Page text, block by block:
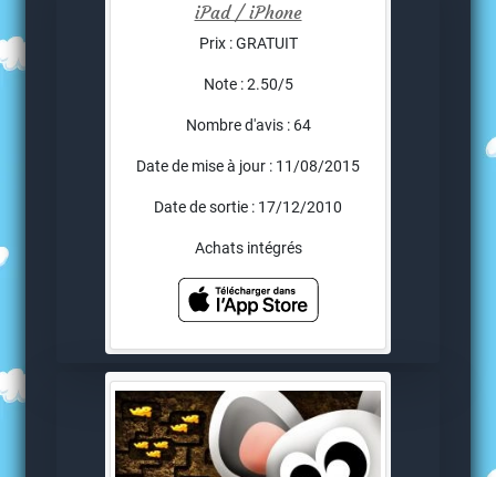
iPad / iPhone
Prix : GRATUIT
Note : 2.50/5
Nombre d'avis : 64
Date de mise à jour : 11/08/2015
Date de sortie : 17/12/2010
Achats intégrés